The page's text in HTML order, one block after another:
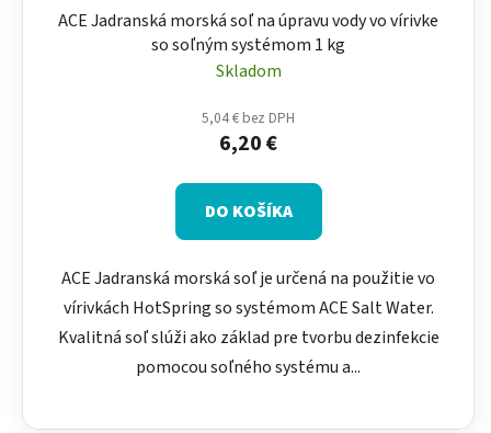
ACE Jadranská morská soľ na úpravu vody vo vírivke
so soľným systémom 1 kg
Skladom
5,04 € bez DPH
6,20 €
DO KOŠÍKA
ACE Jadranská morská soľ je určená na použitie vo
vírivkách HotSpring so systémom ACE Salt Water.
Kvalitná soľ slúži ako základ pre tvorbu dezinfekcie
pomocou soľného systému a...